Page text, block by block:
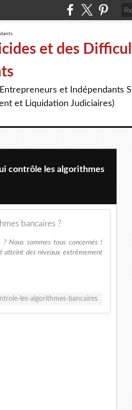
et des
et Indépendants
et Liquidation Judiciaires)
contrôle les algorithmes
bancaires ?
Nous sommes tous concernés !
atteint des niveaux extrêmement
les-algorithmes-bancaires